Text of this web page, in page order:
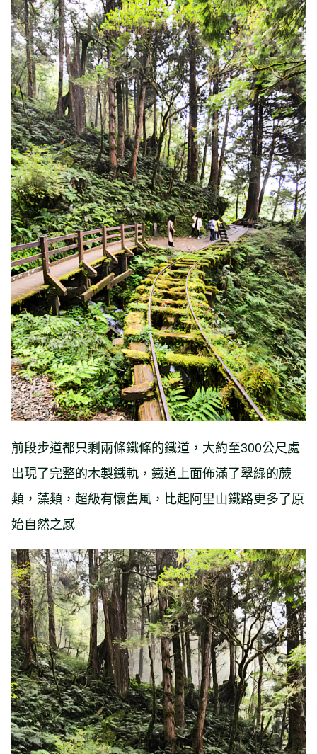
前段步道都只剩兩條鐵條的鐵道，大約至300公尺處
出現了完整的木製鐵軌，鐵道上面佈滿了翠綠的蕨
類，藻類，超級有懷舊風，比起阿里山鐵路更多了原
始自然之感